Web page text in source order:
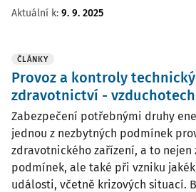
Aktuální k: 9. 9. 2025
ČLÁNKY
Provoz a kontroly
zdravotnictví -
Zabezpečení potřebnými druhy
jednou z nezbytných podmínek
zdravotnického zařízení, a to nejen
podmínek, ale také při vzniku
události, včetně krizových situací.